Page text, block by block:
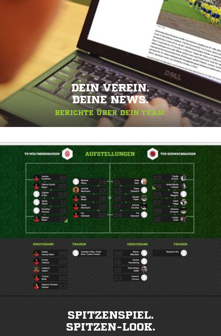
DEIN VEREIN.
DEINE NEWS.
BERICHTE ÜBER DEIN TEAM.
SPITZENSPIEL.
SPITZEN-LOOK.